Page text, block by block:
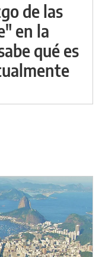
de las
en la
qué es